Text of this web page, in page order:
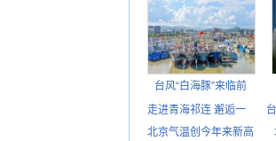
台风“白海豚”来临前
走进青海祁连 邂逅一
北京气温创今年来新高